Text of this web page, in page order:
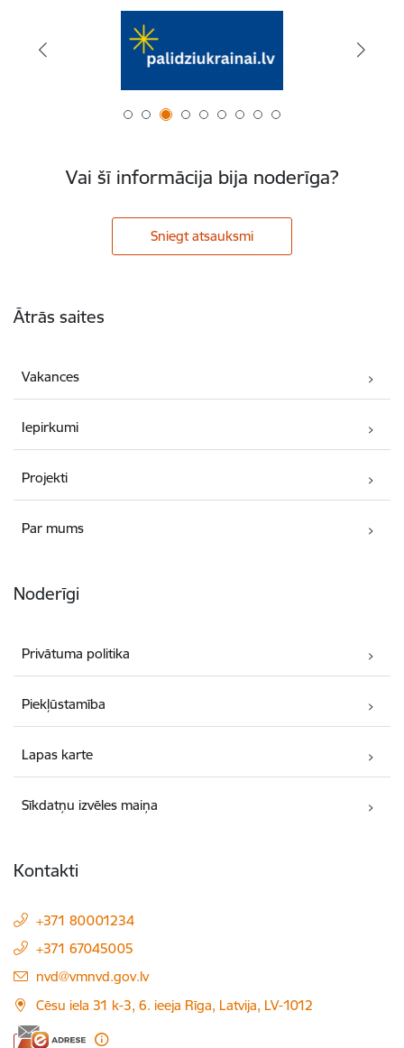
Vai šī informācija bija noderīga?
Sniegt atsauksmi
Ātrās saites
Vakances
Iepirkumi
Projekti
Par mums
Noderīgi
Privātuma politika
Piekļūstamība
Lapas karte
Sīkdatņu izvēles maiņa
Kontakti
+371 80001234
+371 67045005
E-pasts:
nvd@vmnvd.gov.lv
Cēsu iela 31 k-3, 6. ieeja Rīga, Latvija, LV-1012